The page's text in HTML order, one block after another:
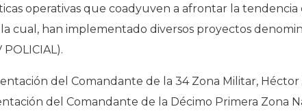
operativas que coadyuven a afrontar la
cual, han implementado diversos proyectos
del Comandante de la 34 Zona Militar,
del Comandante de la Décimo Primera Zona